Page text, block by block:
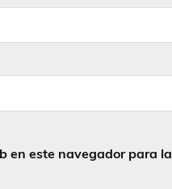
en este navegador para